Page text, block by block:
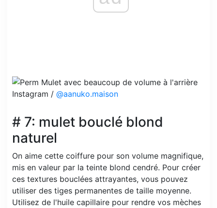
Instagram / @aanuko.maison
# 7: mulet bouclé blond
naturel
On aime cette coiffure pour son volume magnifique,
mis en valeur par la teinte blond cendré. Pour créer
ces textures bouclées attrayantes, vous pouvez
utiliser des tiges permanentes de taille moyenne.
Utilisez de l'huile capillaire pour rendre vos mèches